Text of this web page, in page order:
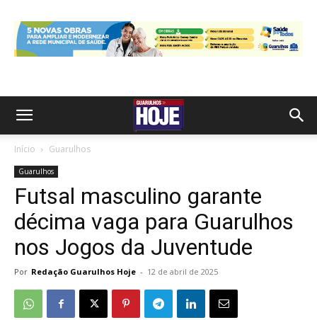
Início Guarulhos
Guarulhos
Futsal masculino garante
décima vaga para Guarulhos
nos Jogos da Juventude
Por Redação Guarulhos Hoje - 12 de abril de 2025